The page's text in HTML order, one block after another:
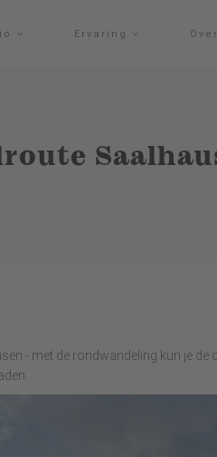
Ervaring
- met de rondwandeling kun je